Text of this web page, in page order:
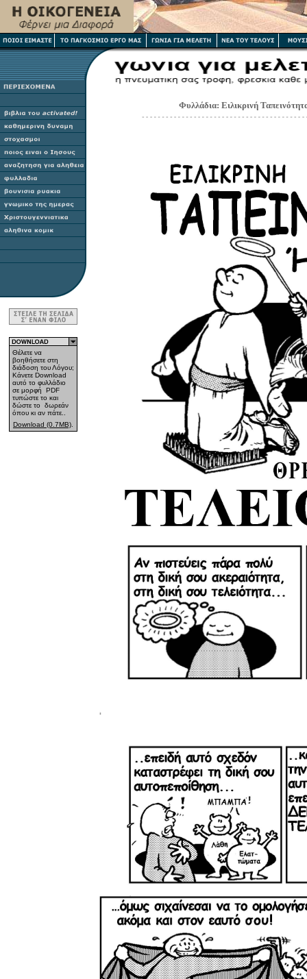
Θέλετε να
βοηθήσετε στη
διάδοση του Λόγου;
Κάνετε Download
αυτό το φυλλάδιο
σε μορφή PDF
τυπώστε το και
δώστε το δωρεάν
όπου κι αν πάτε..
Download (0. 7MB)
Φυλλάδια: Ειλικρινή